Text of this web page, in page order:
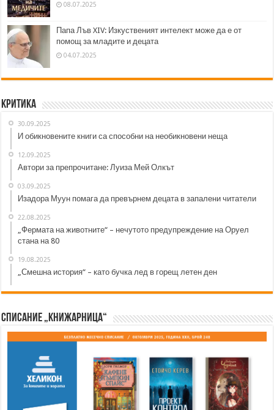
08.07.2025
Папа Лъв XIV: Изкуственият интелект може да е от
помощ за младите и децата
04.07.2025
Критика
30.09.2025
И обикновените книги са способни на необикновени неща
12.09.2025
Автори за препрочитане: Луиза Мей Олкът
03.09.2025
Изадора Муун помага да превърнем децата в запалени читатели
22.08.2025
„Фермата на животните“ – нечутото предупреждение на Оруел
стана на 80
19.08.2025
„Смешна история“ – като бучка лед в горещ летен ден
Списание „Книжарница“